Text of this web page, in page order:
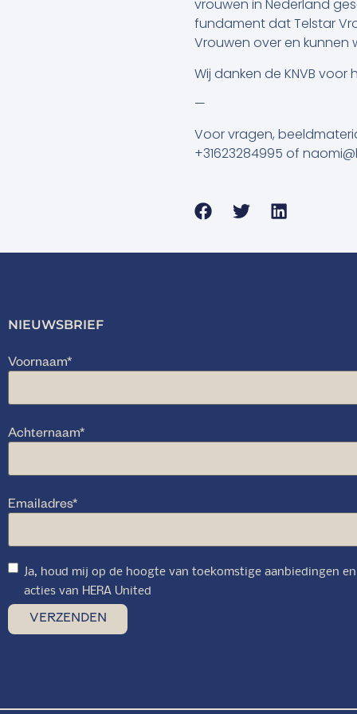
vrouwen in Nederland
fundament dat Telstar
Vrouwen over en kunnen
Wij danken de KNVB
—
Voor vragen,
+31623284995 of
NIEUWSBRIEF
Voornaam*
Achternaam*
Emailadres*
Ja, houd mij op de hoogte van toekomstige aanbiedingen en
acties van HERA United